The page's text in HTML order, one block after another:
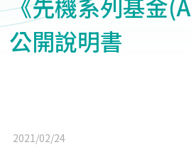
公開說明書
2021/02/24